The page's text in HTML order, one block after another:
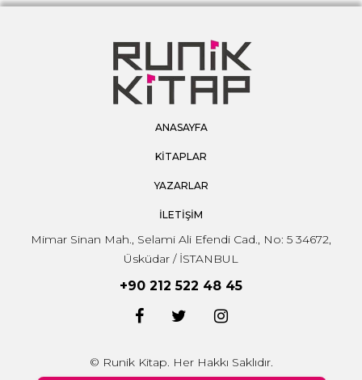
ANASAYFA
KİTAPLAR
YAZARLAR
İLETİŞİM
Mimar Sinan Mah., Selami Ali Efendi Cad., No: 5 34672,
Üsküdar / İSTANBUL
+90 212 522 48 45
© Runik Kitap. Her Hakkı Saklıdır.